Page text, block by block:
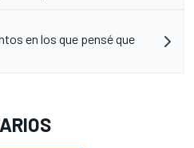
en los que pensé que